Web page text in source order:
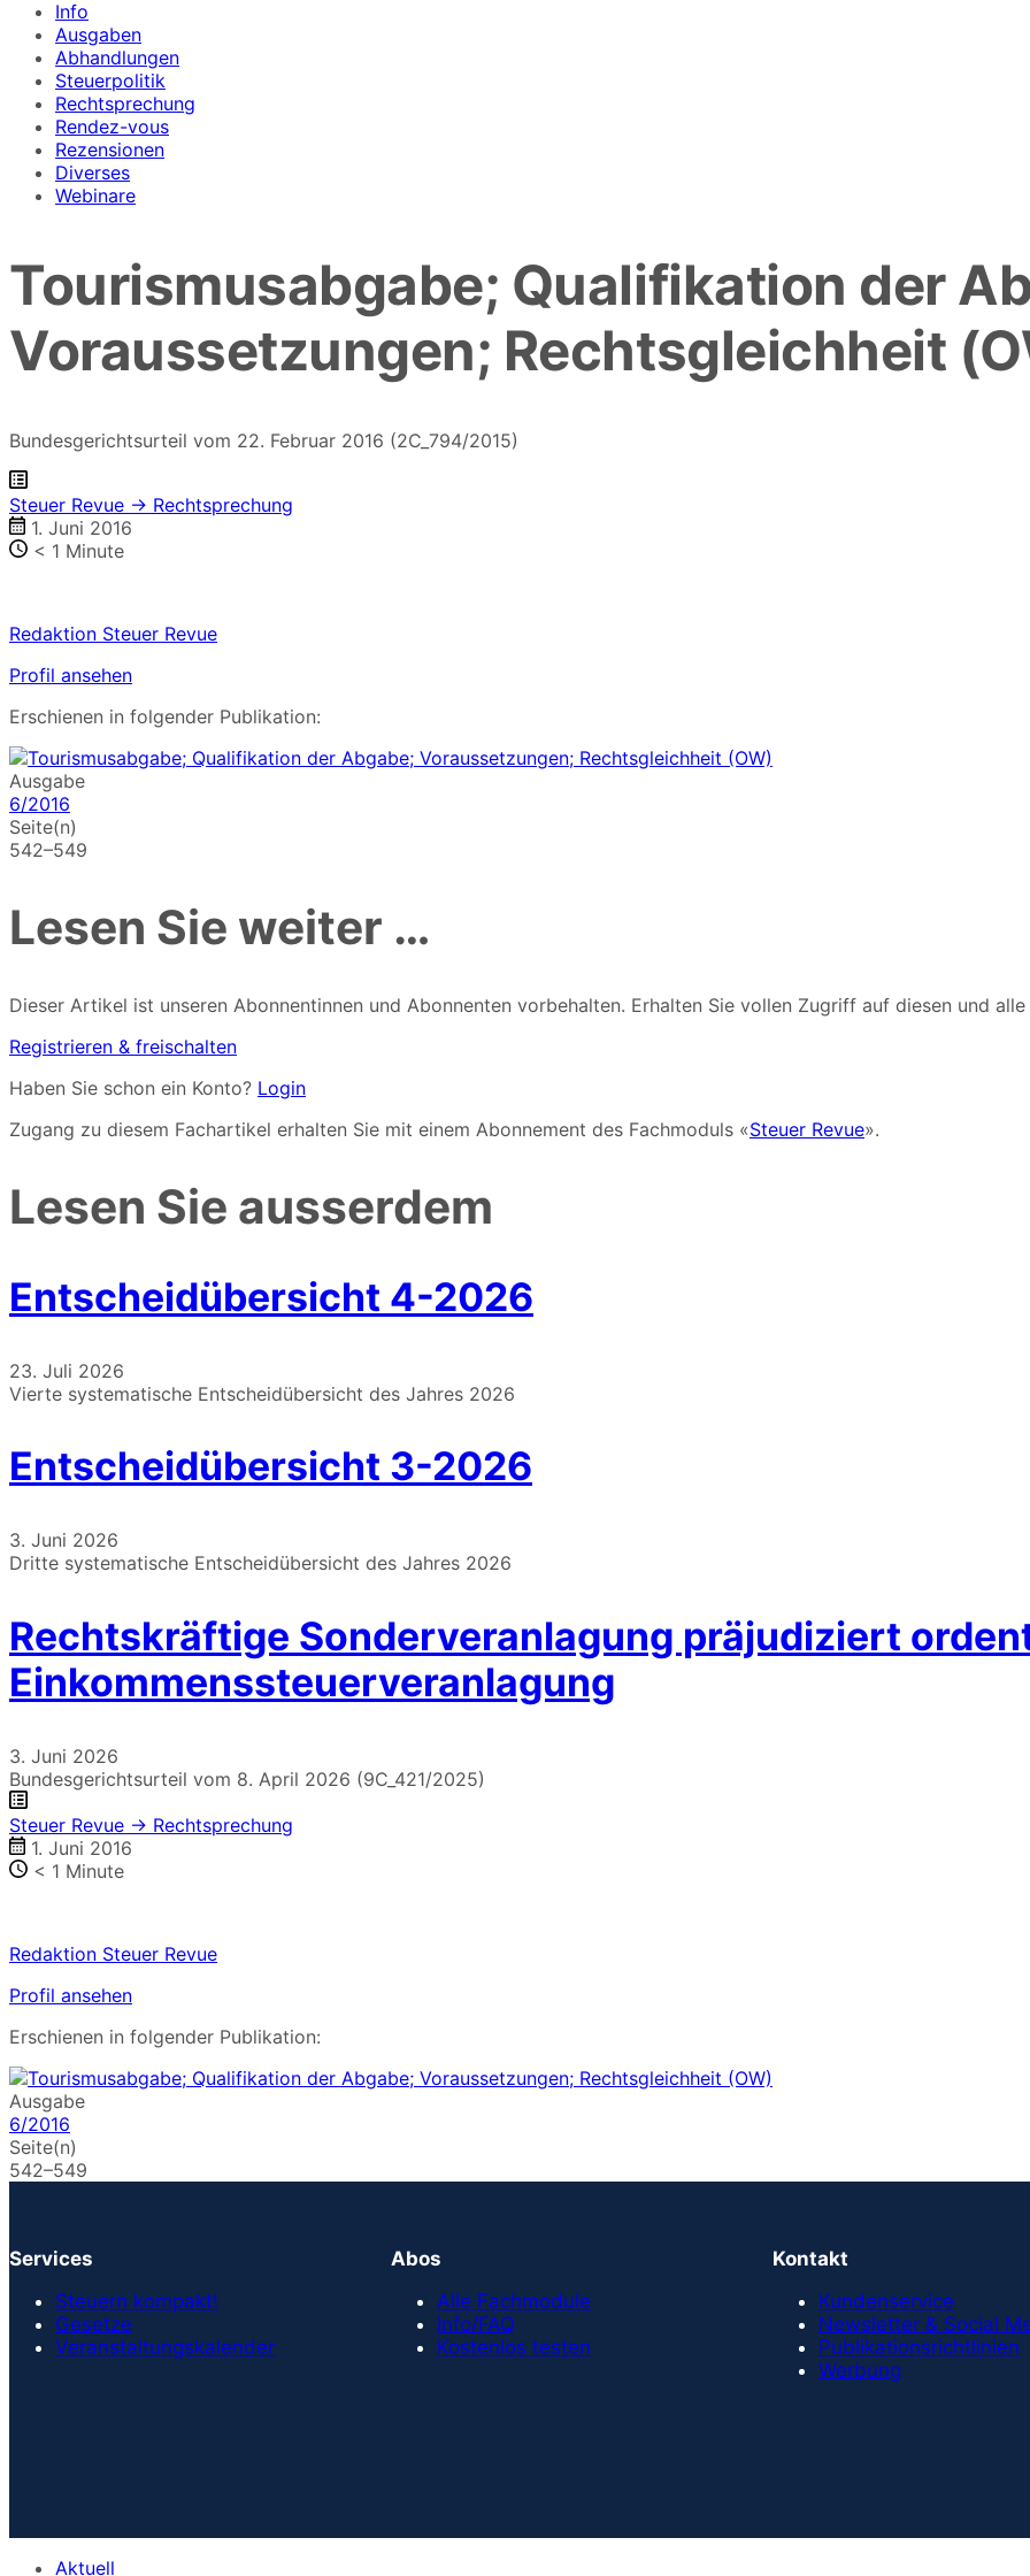
Info
Ausgaben
Abhandlungen
Steuerpolitik
Rechtsprechung
Rendez-vous
Rezensionen
Diverses
Webinare
Tourismusabgabe; Qualifikation der
Voraussetzungen; Rechtsgleichheit
Bundesgerichtsurteil vom 22. Februar 2016 (2C_794/2015)
Steuer Revue → Rechtsprechung
1. Juni 2016
< 1 Minute
Redaktion Steuer Revue
Profil ansehen
Erschienen in folgender Publikation:
Ausgabe
6/2016
Seite(n)
542–549
Lesen Sie weiter …
Dieser Artikel ist unseren Abonnentinnen und Abonnenten vorbehalten. Erhalten Sie vollen Zugriff auf diesen und
Registrieren & freischalten
Haben Sie schon ein Konto? Login
Zugang zu diesem Fachartikel erhalten Sie mit einem Abonnement des Fachmoduls «Steuer Revue».
Lesen Sie ausserdem
Entscheidübersicht 4-2026
23. Juli 2026
Vierte systematische Entscheidübersicht des Jahres 2026
Entscheidübersicht 3-2026
3. Juni 2026
Dritte systematische Entscheidübersicht des Jahres 2026
Rechtskräftige Sonderveranlagung präjudiziert
Einkommenssteuerveranlagung
3. Juni 2026
Bundesgerichtsurteil vom 8. April 2026 (9C_421/2025)
Steuer Revue → Rechtsprechung
1. Juni 2016
< 1 Minute
Redaktion Steuer Revue
Profil ansehen
Erschienen in folgender Publikation:
Ausgabe
6/2016
Seite(n)
542–549
Services
Steuern kompakt!
Gesetze
Veranstaltungskalender
Abos
Alle Fachmodule
Info/FAQ
Kostenlos testen
Kontakt
Kundenservice
Newsletter & Social
Publikationsrichtlinien
Werbung
Aktuell